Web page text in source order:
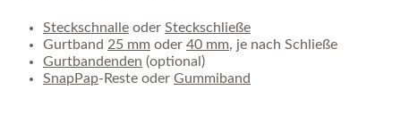
Steckschnalle oder Steckschließe
Gurtband 25 mm oder 40 mm, je nach Schließe
Gurtbandenden (optional)
SnapPap-Reste oder Gummiband